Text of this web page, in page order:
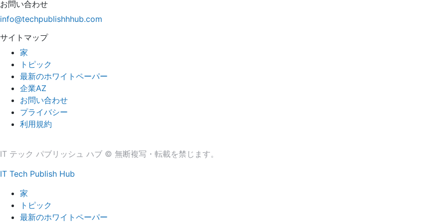
お問い合わせ
info@techpublishhhub.com
サイトマップ
家
トピック
最新のホワイトペーパー
企業AZ
お問い合わせ
プライバシー
利用規約
IT テック パブリッシュ ハブ © 無断複写・転載を禁じます。
IT Tech Publish Hub
家
トピック
最新のホワイトペーパー